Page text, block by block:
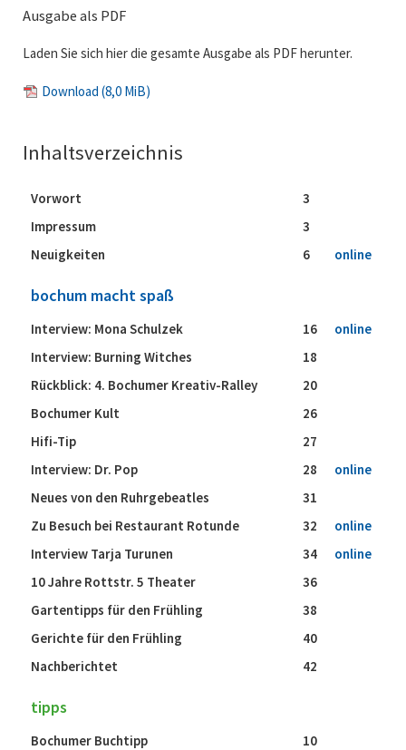
Ausgabe als PDF
Laden Sie sich hier die gesamte Ausgabe als PDF herunter.
Download (8,0 MiB)
Inhaltsverzeichnis
Vorwort
3
Impressum
3
Neuigkeiten
6 online
bochum macht spaß
Interview: Mona Schulzek 16
online
Interview: Burning Witches
18
Rückblick: 4. Bochumer Kreativ-Ralley
20
Bochumer Kult
26
Hifi-Tip
27
Interview: Dr. Pop
28
online
Neues von den Ruhrgebeatles
31
Zu Besuch bei Restaurant Rotunde
32
online
Interview Tarja Turunen
34
online
10 Jahre Rottstr. 5 Theater
36
Gartentipps für den Frühling
38
Gerichte für den Frühling
40
Nachberichtet
42
tipps
Bochumer Buchtipp
10